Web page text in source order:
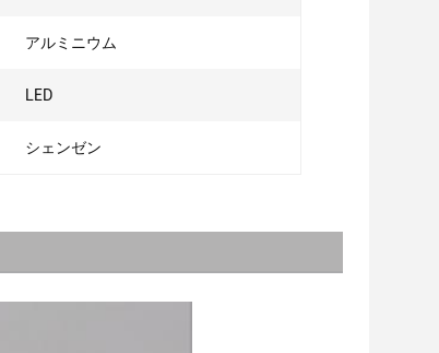
アルミニウム
LED
シェンゼン